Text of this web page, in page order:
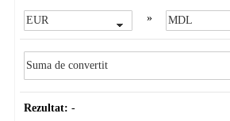
»
Rezultat: -